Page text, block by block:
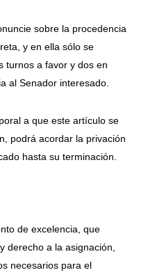
sobre la procedencia
y en ella sólo se
turnos a favor y dos en
al Senador interesado.
a que este artículo se
podrá acordar la privación
hasta su terminación.
de excelencia, que
derecho a la asignación,
necesarios para el